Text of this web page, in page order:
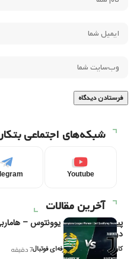
شبکه‌های اجتماعی
Youtube
آخرین مقالات
پیش‌بینی و تحلیل یوونتوس –
دوم مرحله
کاوه نیک‌فر، تحلیل‌گر حرفه‌ای فوتبال7 دقیقه